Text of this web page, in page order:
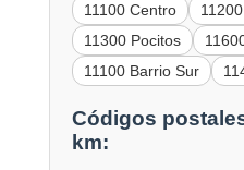
11100 Centro
11300 Pocitos
11100 Barrio Sur
Códigos
km: